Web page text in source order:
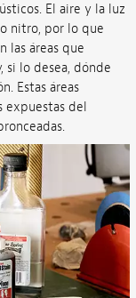
El aire y la luz
nitro, por lo que
las áreas que
si lo desea, dónde
Estas áreas
expuestas del